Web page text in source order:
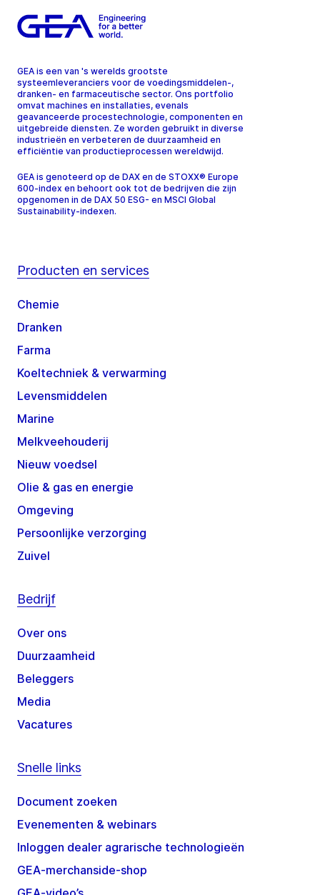
GEA is een van 's werelds grootste
systeemleveranciers voor de voedingsmiddelen-,
dranken- en farmaceutische sector. Ons portfolio
omvat machines en installaties, evenals
geavanceerde procestechnologie, componenten en
uitgebreide diensten. Ze worden gebruikt in diverse
industrieën en verbeteren de duurzaamheid en
efficiëntie van productieprocessen wereldwijd.
GEA is genoteerd op de DAX en de STOXX® Europe
600-index en behoort ook tot de bedrijven die zijn
opgenomen in de DAX 50 ESG- en MSCI Global
Sustainability-indexen.
Producten en services
Chemie
Dranken
Farma
Koeltechniek & verwarming
Levensmiddelen
Marine
Melkveehouderij
Nieuw voedsel
Olie & gas en energie
Omgeving
Persoonlijke verzorging
Zuivel
Bedrijf
Over ons
Duurzaamheid
Beleggers
Media
Vacatures
Snelle links
Document zoeken
Evenementen & webinars
Inloggen dealer agrarische technologieën
GEA-merchanside-shop